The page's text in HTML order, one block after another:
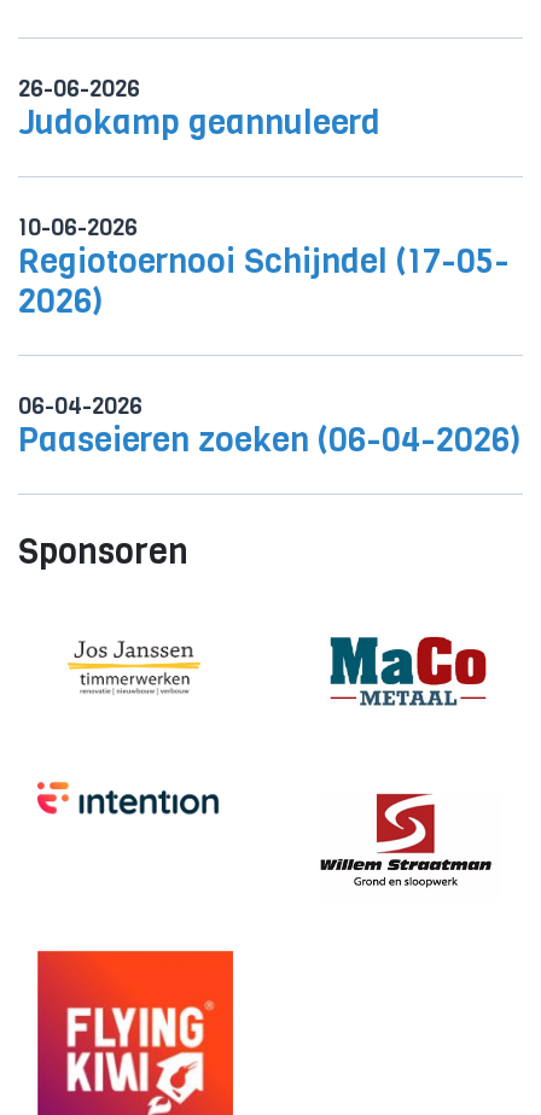
26-06-2026
Judokamp geannuleerd
10-06-2026
Regiotoernooi Schijndel (17-05-
2026)
06-04-2026
Paaseieren zoeken (06-04-2026)
Sponsoren